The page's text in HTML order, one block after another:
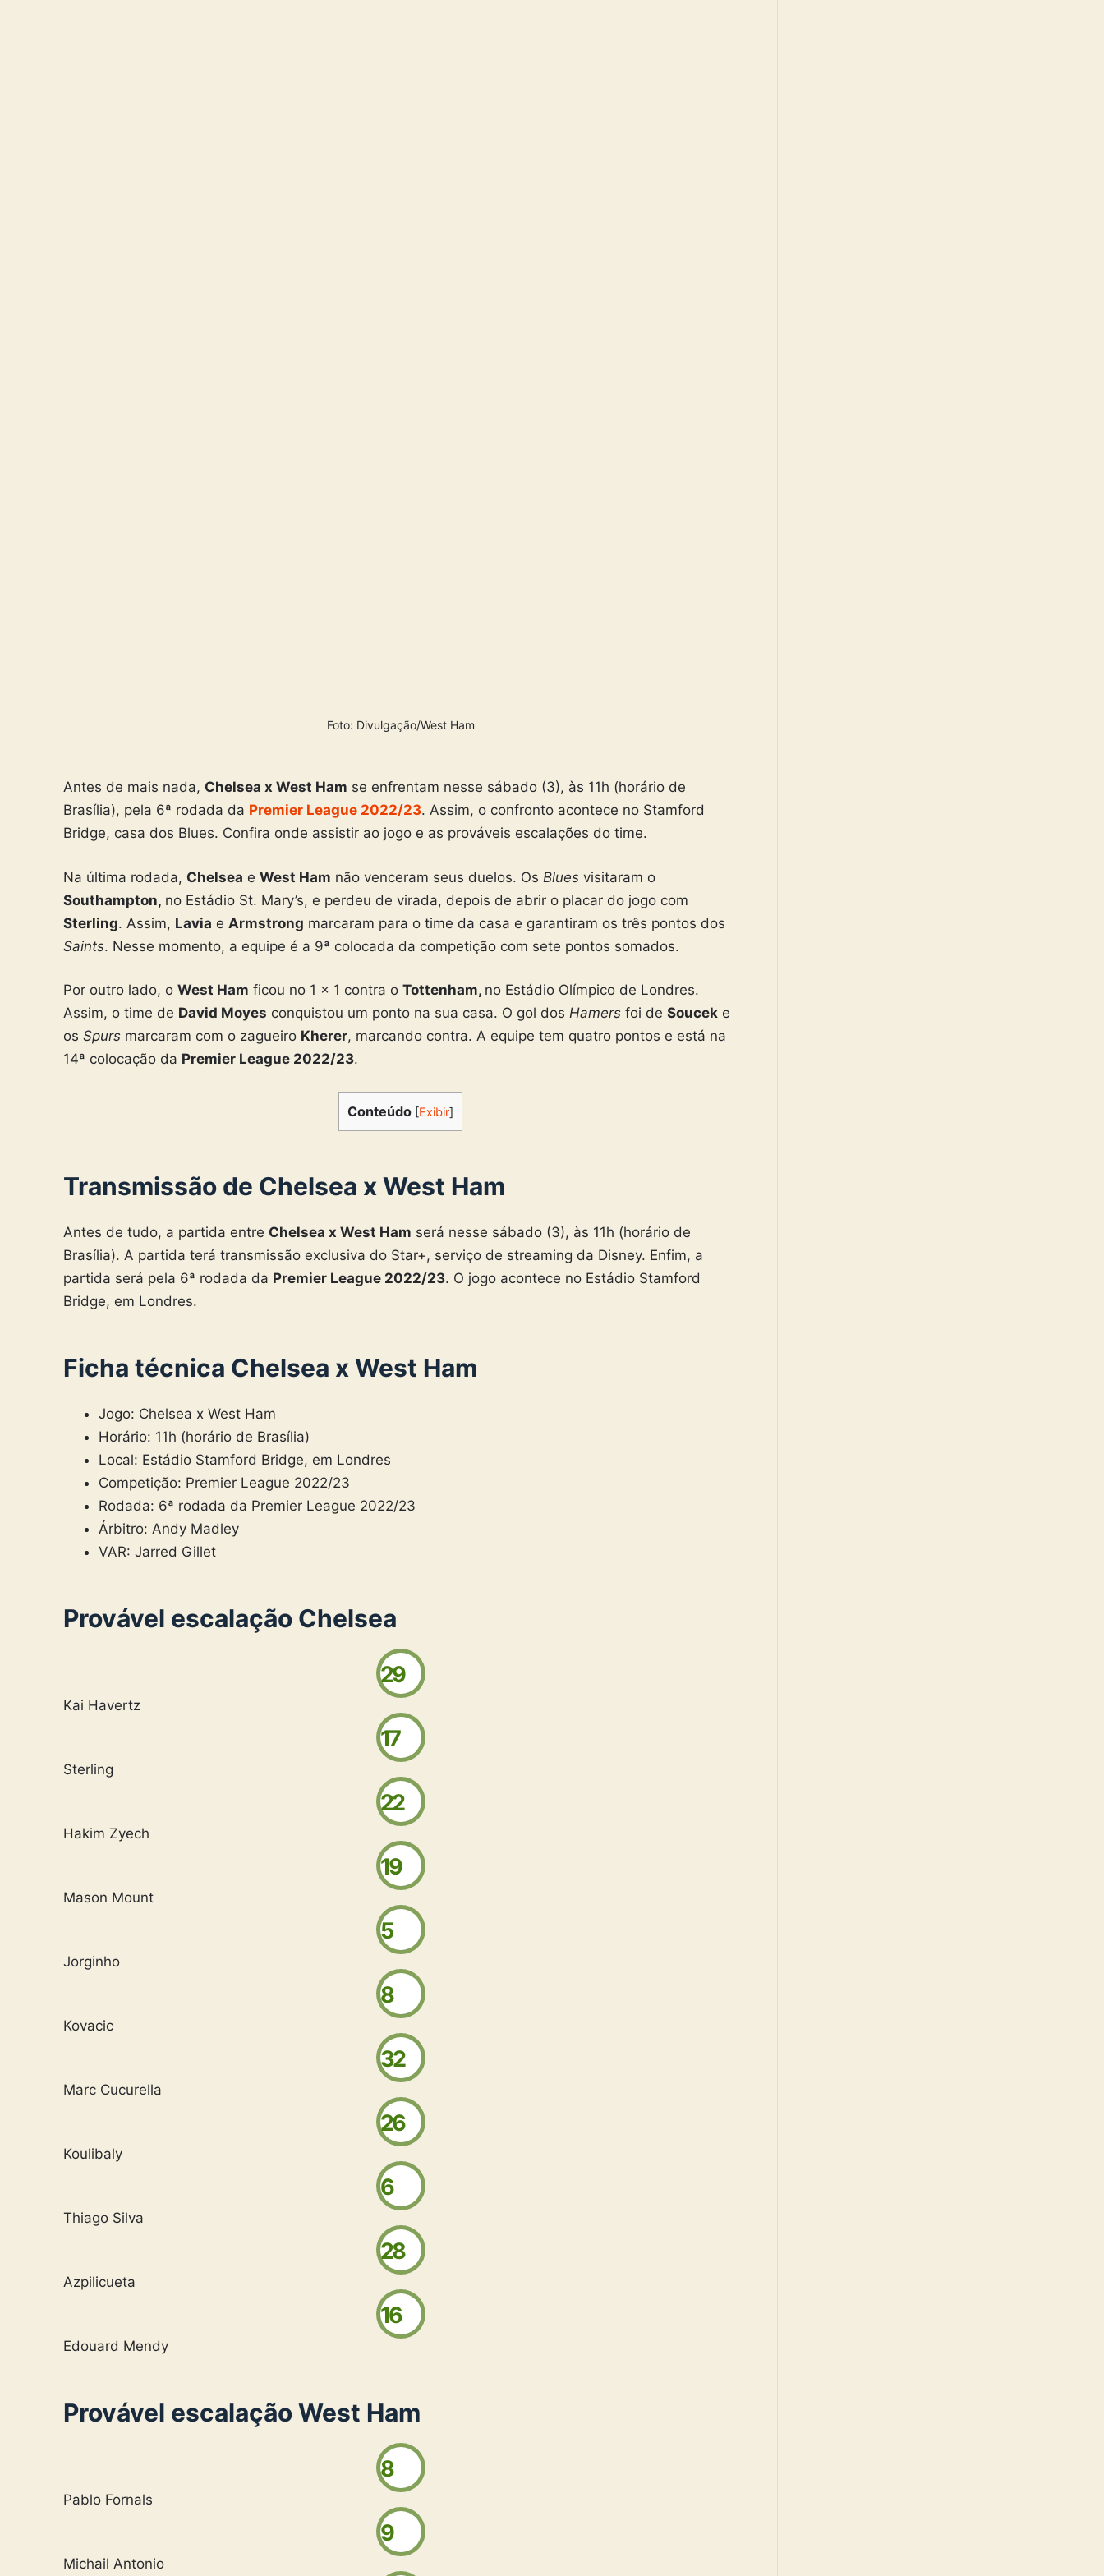
Foto: Divulgação/West Ham
Antes de mais nada, Chelsea x West Ham se enfrentam nesse sábado (3), às 11h (horário de
Brasília), pela 6ª rodada da Premier League 2022/23. Assim, o confronto acontece no Stamford
Bridge, casa dos Blues. Confira onde assistir ao jogo e as prováveis escalações do time.
Na última rodada, Chelsea e West Ham não venceram seus duelos. Os Blues visitaram o
Southampton, no Estádio St. Mary’s, e perdeu de virada, depois de abrir o placar do jogo com
Sterling. Assim, Lavia e Armstrong marcaram para o time da casa e garantiram os três pontos dos
Saints. Nesse momento, a equipe é a 9ª colocada da competição com sete pontos somados.
Por outro lado, o West Ham ficou no 1 x 1 contra o Tottenham, no Estádio Olímpico de Londres.
Assim, o time de David Moyes conquistou um ponto na sua casa. O gol dos Hamers foi de Soucek e
os Spurs marcaram com o zagueiro Kherer, marcando contra. A equipe tem quatro pontos e está na
14ª colocação da Premier League 2022/23.
Conteúdo [Exibir]
Transmissão de Chelsea x West Ham
Antes de tudo, a partida entre Chelsea x West Ham será nesse sábado (3), às 11h (horário de
Brasília). A partida terá transmissão exclusiva do Star+, serviço de streaming da Disney. Enfim, a
partida será pela 6ª rodada da Premier League 2022/23. O jogo acontece no Estádio Stamford
Bridge, em Londres.
Ficha técnica Chelsea x West Ham
Jogo: Chelsea x West Ham
Horário: 11h (horário de Brasília)
Local: Estádio Stamford Bridge, em Londres
Competição: Premier League 2022/23
Rodada: 6ª rodada da Premier League 2022/23
Árbitro: Andy Madley
VAR: Jarred Gillet
Provável escalação Chelsea
29
Kai Havertz
17
Sterling
22
Hakim Zyech
19
Mason Mount
5
Jorginho
8
Kovacic
32
Marc Cucurella
26
Koulibaly
6
Thiago Silva
28
Azpilicueta
16
Edouard Mendy
Provável escalação West Ham
8
Pablo Fornals
9
Michail Antonio